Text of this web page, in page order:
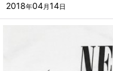
2018年04月14日